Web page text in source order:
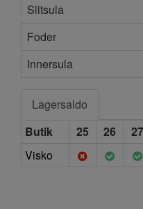
Slitsula
Foder
Innersula
Lagersaldo
Butik
25 26 27
Visko